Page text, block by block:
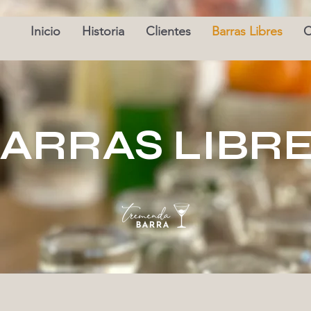
Inicio Historia Clientes Barras Libres